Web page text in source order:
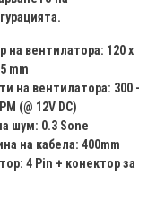
на вентилатора: 120 x
mm
на вентилатора: 300 -
(@ 12V DC)
шум: 0.3 Sone
на кабела: 400mm
4 Pin + конектор за